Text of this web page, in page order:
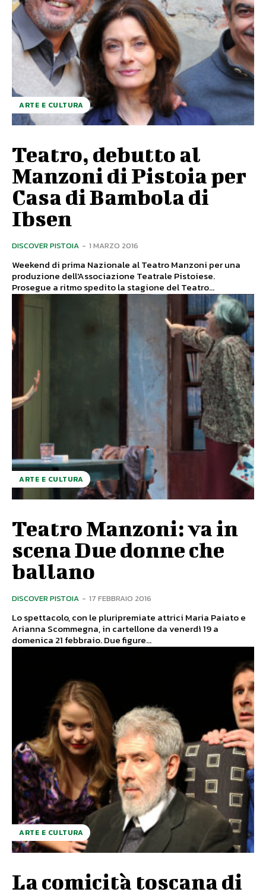
ARTE E CULTURA
Teatro, debutto al
Manzoni di Pistoia per
Casa di Bambola di
Ibsen
DISCOVER PISTOIA - 1 MARZO 2016
Weekend di prima Nazionale al Teatro Manzoni per una
produzione dell'Associazione Teatrale Pistoiese.
Prosegue a ritmo spedito la stagione del Teatro...
ARTE E CULTURA
Teatro Manzoni: va in
scena Due donne che
ballano
DISCOVER PISTOIA - 17 FEBBRAIO 2016
Lo spettacolo, con le pluripremiate attrici Maria Paiato e
Arianna Scommegna, in cartellone da venerdì 19 a
domenica 21 febbraio. Due figure...
ARTE E CULTURA
La comicità toscana di